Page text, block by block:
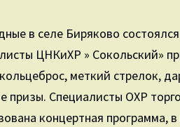
в селе Биряково
ЦНКиХР » Сокольский»
меткий стрелок,
призы. Специалисты ОХР
концертная